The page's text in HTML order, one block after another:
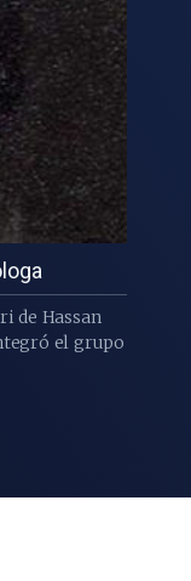
de Hassan
el grupo